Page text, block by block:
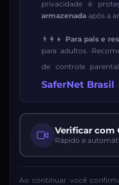
privacidade é
armazenada após a
👨‍👩‍👧 Para pais e
para adultos.
de controle
SaferNet Brasil ·
Verificar com
Rápido e
Ao continuar você